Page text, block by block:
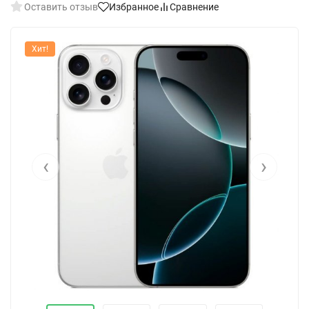
Оставить отзыв Избранное Сравнение
Хит!
‹ ›